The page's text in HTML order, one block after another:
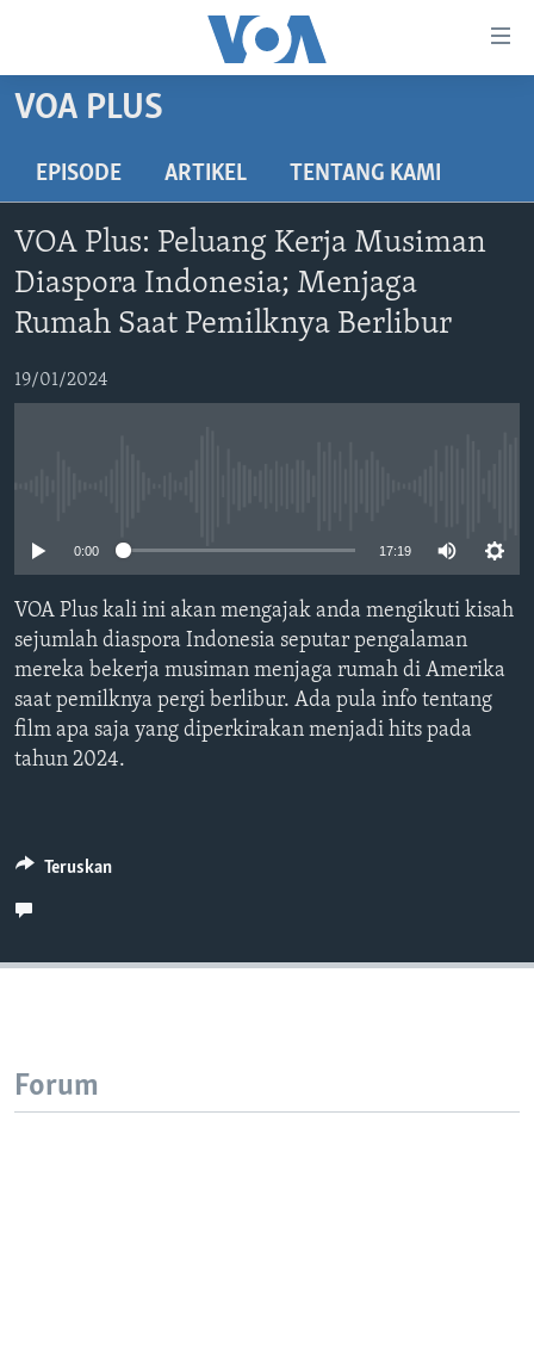
Akses
Utama
Lanjut
ke
Navigasi
Lanjut
ke
DUNIA
POLYGRAPH
DAFTAR PROGRAM
Bahasa-bahasa
VOA PLUS
EPISODE ARTIKEL TENTANG KAMI
VOA Plus: Peluang Kerja Musiman
Diaspora Indonesia; Menjaga
Rumah Saat Pemilknya Berlibur
19/01/2024
0:00 17:19
VOA Plus kali ini akan mengajak anda mengikuti kisah
sejumlah diaspora Indonesia seputar pengalaman
mereka bekerja musiman menjaga rumah di Amerika
saat pemilknya pergi berlibur. Ada pula info tentang
film apa saja yang diperkirakan menjadi hits pada
tahun 2024.
Teruskan
Forum